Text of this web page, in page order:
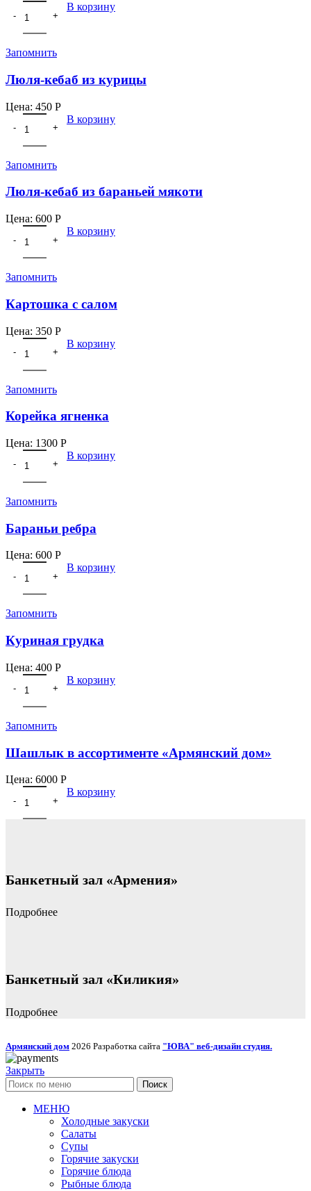
В корзину
Запомнить
Люля-кебаб из курицы
Цена: 450 Р
В корзину
Запомнить
Люля-кебаб из бараньей мякоти
Цена: 600 Р
В корзину
Запомнить
Картошка с салом
Цена: 350 Р
В корзину
Запомнить
Корейка ягненка
Цена: 1300 Р
В корзину
Запомнить
Бараньи ребра
Цена: 600 Р
В корзину
Запомнить
Куриная грудка
Цена: 400 Р
В корзину
Запомнить
Шашлык в ассортименте «Армянский дом»
Цена: 6000 Р
В корзину
Банкетный зал «Армения»
Подробнее
Банкетный зал «Киликия»
Подробнее
Армянский дом 2026 Разработка сайта "ЮВА" веб-дизайн студия.
Закрыть
Поиск
МЕНЮ
Холодные закуски
Салаты
Супы
Горячие закуски
Горячие блюда
Рыбные блюда